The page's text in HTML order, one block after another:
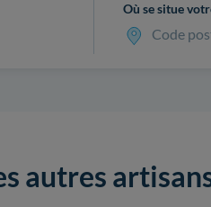
Où se situe
Code
autres